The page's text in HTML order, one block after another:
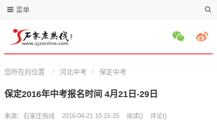
菜单
您所在的位置 河北中考 保定中考
保定2016年中考报名时间 4月21日-29日
来源： 石家庄热线 2016-04-21 10:15:25 阅读() 评论()